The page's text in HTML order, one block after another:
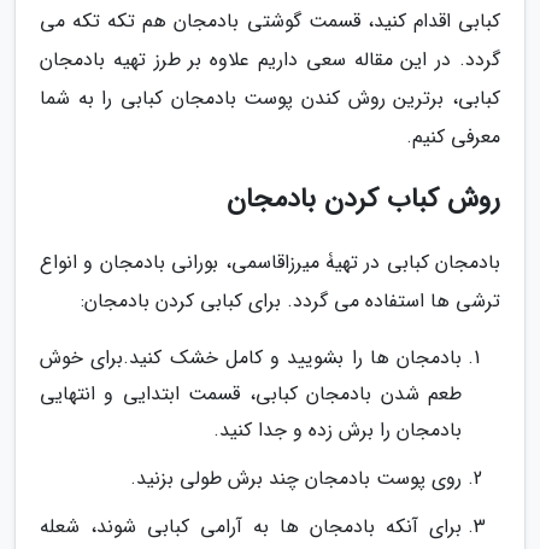
کبابی اقدام کنید، قسمت گوشتی بادمجان هم تکه تکه می
گردد. در این مقاله سعی داریم علاوه بر طرز تهیه بادمجان
کبابی، برترین روش کندن پوست بادمجان کبابی را به شما
معرفی کنیم.
روش کباب کردن بادمجان
بادمجان کبابی در تهیۀ میرزاقاسمی، بورانی بادمجان و انواع
ترشی ها استفاده می گردد. برای کبابی کردن بادمجان:
بادمجان ها را بشویید و کامل خشک کنید.برای خوش
طعم شدن بادمجان کبابی، قسمت ابتدایی و انتهایی
بادمجان را برش زده و جدا کنید.
روی پوست بادمجان چند برش طولی بزنید.
برای آنکه بادمجان ها به آرامی کبابی شوند، شعله